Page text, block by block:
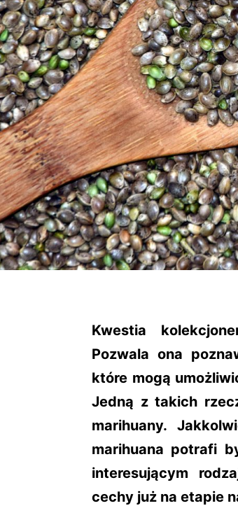
Kwestia
Pozwala ona
które mogą
Jedną z takich
marihuany.
marihuana potrafi
interesującym
cechy już na etapie